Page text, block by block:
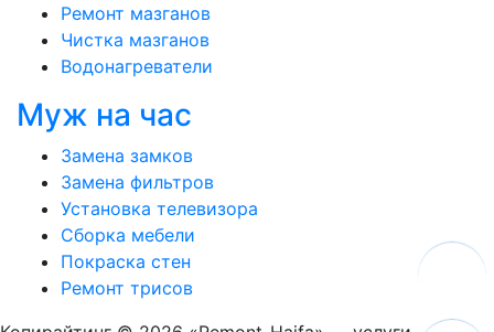
Ремонт мазганов
Чистка мазганов
Водонагреватели
Муж на час
Замена замков
Замена фильтров
Установка телевизора
Сборка мебели
Покраска стен
Ремонт трисов